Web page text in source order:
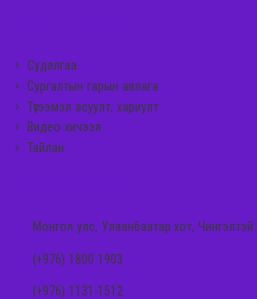
Судалгаа
Сургалтын гарын авлага
Түгээмэл асуулт, хариулт
Видео хичээл
Тайлан
Монгол улс, Улаанбаатар хот, Чингэлтэй
(+976) 1800 1903
(+976) 1131-1512